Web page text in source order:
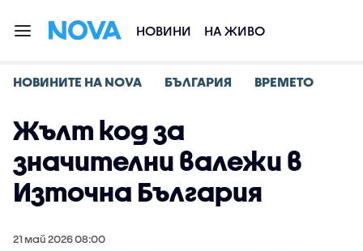
НОВИНИ НА ЖИВО
НОВИНИТЕ НА NOVA БЪЛГАРИЯ ВРЕМЕТО
Жълт код за
значителни валежи в
Източна България
21 май 2026 08:00